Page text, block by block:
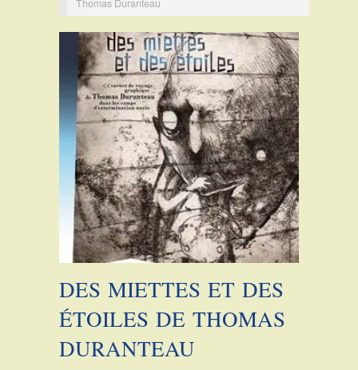
Thomas Duranteau
DES MIETTES ET DES
ÉTOILES DE THOMAS
DURANTEAU